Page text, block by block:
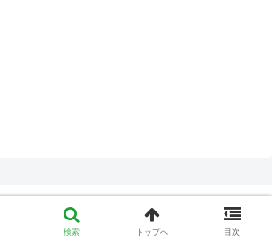
プライバシーポリシー
検索 トップへ 目次